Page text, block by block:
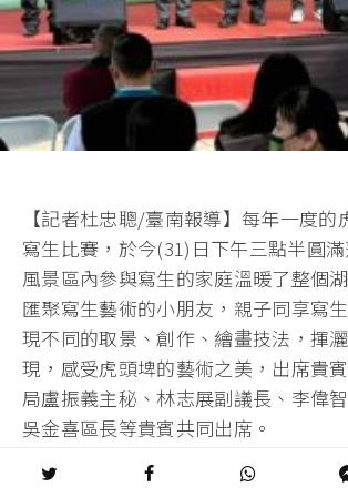
【記者杜忠聰/臺南報導】每年一度
寫生比賽，於今(31)日下午三點半圓
風景區內參與寫生的家庭溫暖了整個
匯聚寫生藝術的小朋友，親子同享寫
現不同的取景、創作、繪畫技法，揮
現，感受虎頭埤的藝術之美，出席貴
局盧振義主秘、林志展副議長、李偉
吳金喜區長等貴賓共同出席。
有傳承歷史悠久的傳統、孕育臺灣在